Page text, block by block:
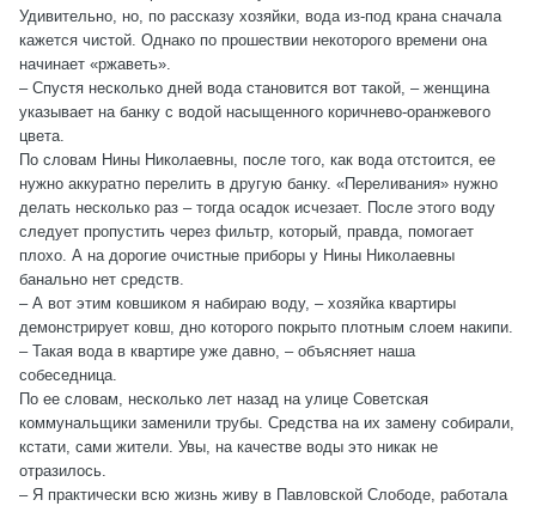
Удивительно, но, по рассказу хозяйки, вода из-под крана сначала
кажется чистой. Однако по прошествии некоторого времени она
начинает «ржаветь».
– Спустя несколько дней вода становится вот такой, – женщина
указывает на банку с водой насыщенного коричнево-оранжевого
цвета.
По словам Нины Николаевны, после того, как вода отстоится, ее
нужно аккуратно перелить в другую банку. «Переливания» нужно
делать несколько раз – тогда осадок исчезает. После этого воду
следует пропустить через фильтр, который, правда, помогает
плохо. А на дорогие очистные приборы у Нины Николаевны
банально нет средств.
– А вот этим ковшиком я набираю воду, – хозяйка квартиры
демонстрирует ковш, дно которого покрыто плотным слоем накипи.
– Такая вода в квартире уже давно, – объясняет наша
собеседница.
По ее словам, несколько лет назад на улице Советская
коммунальщики заменили трубы. Средства на их замену собирали,
кстати, сами жители. Увы, на качестве воды это никак не
отразилось.
– Я практически всю жизнь живу в Павловской Слободе, работала